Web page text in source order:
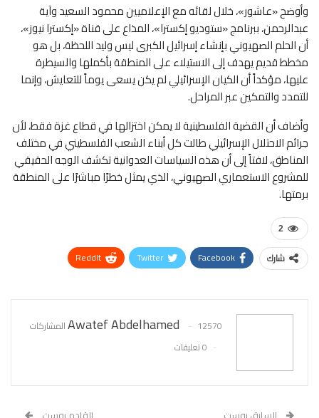
وأوضح «عاشور»، خلال لقائه مع الإعلاميين محمود السعيد وآية
عبدالرحمن، ببرنامج «ستوديو إكسترا»، المذاع على قناة «إكسترا نيوز»،
أن الحلم الصهيوني بإنشاء إسرائيل الكبرى ليس وليد اللحظة، بل هو
مخطط قديم يهدف إلى الاستيلاء على المنطقة بأكملها والسيطرة
عليها، مؤكداً أن الكيان الإسرائيلي لم يكن يسعى يوماً للتعايش، وإنما
للتمدد والتمكين عبر المراحل.
وأضاف أن القضية الفلسطينية لا يمكن اختزالها في قطاع غزة فقط، لأن
جرائم الاحتلال الإسرائيلي طالت كل أبناء الشعب الفلسطيني في مختلف
المناطق، لافتاً إلى أن هذه السياسات العدوانية تكشف الوجه الحقيقي
للمشروع الاستعماري الصهيوني، الذي يمثل خطرًا مباشرًا على المنطقة
برمتها.
2
شارك Facebook
Twitter
ReddIt
Awatef Abdelhamed
12570 المشاركات
0 تعليقات